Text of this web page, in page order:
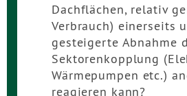
Dachflächen, relativ
Verbrauch) einerseits
gesteigerte Abnahme
Sektorenkopplung
Wärmepumpen etc.)
reagieren kann?